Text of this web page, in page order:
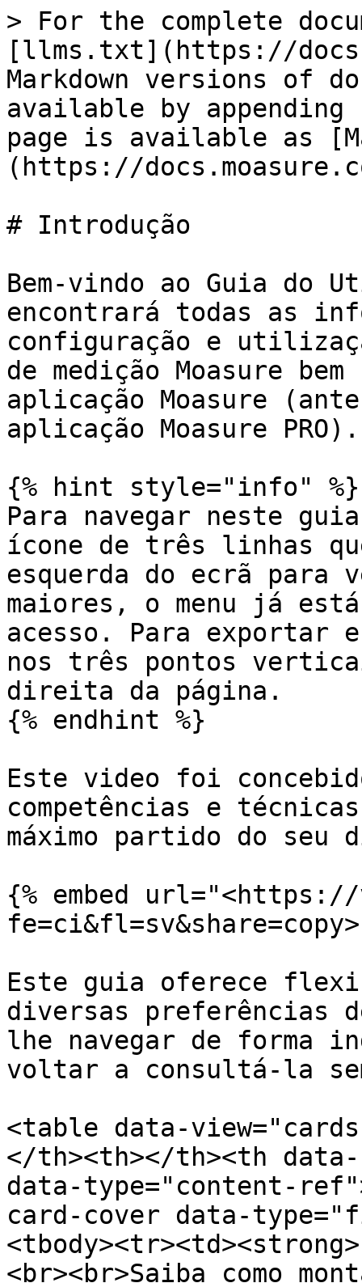
> For the complete
[llms.txt](https://
Markdown versions of
available by
page is available as
(https://
# Introdução
Bem-vindo ao Guia do
encontrará todas as
configuração e
de medição Moasure
aplicação Moasure
aplicação Moasure PRO).
{% hint style="info" %}
Para navegar neste
ícone de três linhas
esquerda do ecrã para
maiores, o menu já
acesso. Para exportar
nos três pontos
direita da página.
{% endhint %}
Este video foi
competências e
máximo partido do seu
{% embed url="<https://
Este guia oferece
diversas preferências
lhe navegar de forma
voltar a consultá-la
<table data-
</th><th></th><th
data-type="content-
card-cover data-
<br><br>Saiba como